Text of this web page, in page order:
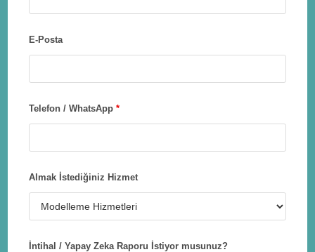
E-Posta
Telefon / WhatsApp*
Almak İstediğiniz Hizmet
İntihal / Yapay Zeka Raporu İstiyor musunuz?